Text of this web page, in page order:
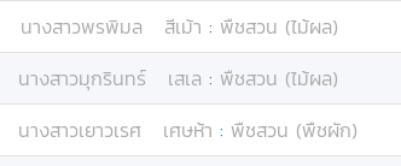
นางสาวพรพิมล สีเม้า : พืชสวน (ไม้ผล)
นางสาวมุกรินทร์ เสเล : พืชสวน (ไม้ผล)
นางสาวเยาวเรศ เศษห้า : พืชสวน (พืชผัก)